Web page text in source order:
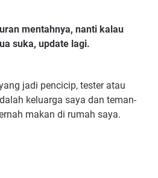
mentahnya, nanti kalau
suka, update lagi.
jadi pencicip, tester atau
keluarga saya dan teman-
makan di rumah saya.